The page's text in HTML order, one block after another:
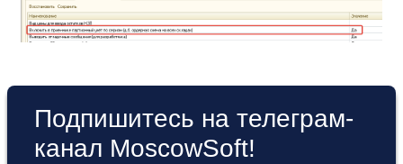
Подпишитесь на телеграм-
канал MoscowSoft!